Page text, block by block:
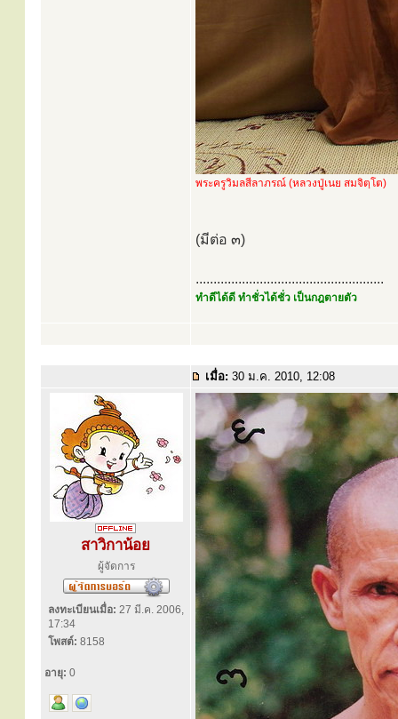
พระครูวิมลสีลาภรณ์ (หลวงปู่เนย สมจิตฺโต)
(มีต่อ ๓)
.....................................................
ทำดีได้ดี ทำชั่วได้ชั่ว เป็นกฎตายตัว
เมื่อ: 30 ม.ค. 2010, 12:08
สาวิกาน้อย
ผู้จัดการ
ลงทะเบียนเมื่อ: 27 มี.ค. 2006,
17:34
โพสต์: 8158
อายุ: 0